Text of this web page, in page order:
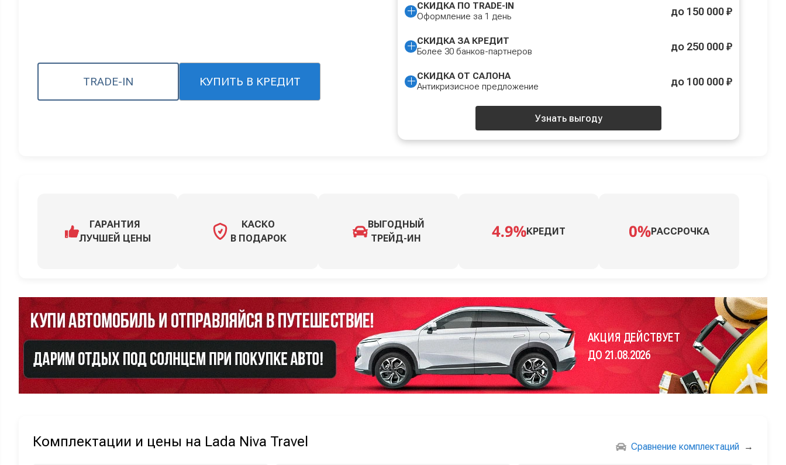
TRADE-IN КУПИТЬ В КРЕДИТ
СКИДКА ПО TRADE-IN
Оформление за 1 день
до 150 000 ₽
СКИДКА ЗА КРЕДИТ
Более 30 банков-партнеров
до 250 000 ₽
СКИДКА ОТ САЛОНА
Антикризисное предложение
до 100 000 ₽
Узнать выгоду
ГАРАНТИЯ
ЛУЧШЕЙ ЦЕНЫ
КАСКО
В ПОДАРОК
ВЫГОДНЫЙ
ТРЕЙД-ИН
КРЕДИТ РАССРОЧКА
АКЦИЯ ДЕЙСТВУЕТ
ДО 21.08.2026
Комплектации и цены на Lada Niva Travel Сравнение комплектаций →